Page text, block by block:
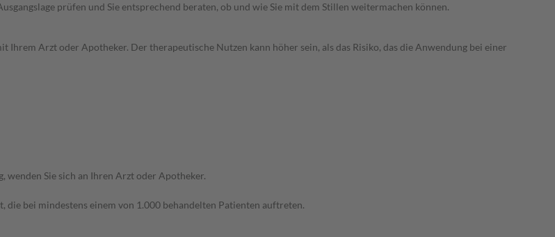
prüfen und Sie entsprechend beraten, ob und wie Sie mit dem Stillen weitermachen können.
Arzt oder Apotheker. Der therapeutische Nutzen kann höher sein, als das Risiko, das die Anwendung bei einer
wenden Sie sich an Ihren Arzt oder Apotheker.
bei mindestens einem von 1.000 behandelten Patienten auftreten.